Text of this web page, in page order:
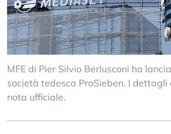
MFE di Pier Silvio Berlusconi ha
società tedesca ProSieben. I dettagli
nota ufficiale.